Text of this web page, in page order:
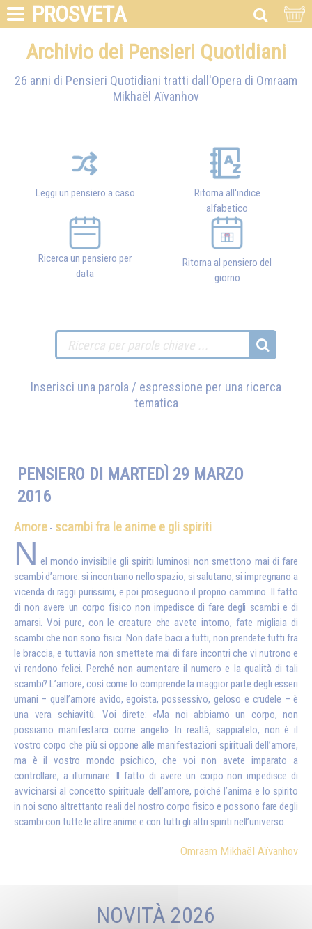
PROSVETA
Archivio dei Pensieri Quotidiani
26 anni di Pensieri Quotidiani tratti dall'Opera di Omraam
Mikhaël Aïvanhov
Leggi un pensiero a caso
Ritorna all'indice
alfabetico
Ricerca un pensiero per
data
Ritorna al pensiero del
giorno
Inserisci una parola / espressione per una ricerca
tematica
PENSIERO DI MARTEDÌ 29 MARZO
2016
Amore - scambi fra le anime e gli spiriti
N el mondo invisibile gli spiriti luminosi non smettono mai di fare
scambi d’amore: si incontrano nello spazio, si salutano, si impregnano a
vicenda di raggi purissimi, e poi proseguono il proprio cammino. Il fatto
di non avere un corpo fisico non impedisce di fare degli scambi e di
amarsi. Voi pure, con le creature che avete intorno, fate migliaia di
scambi che non sono fisici. Non date baci a tutti, non prendete tutti fra
le braccia, e tuttavia non smettete mai di fare incontri che vi nutrono e
vi rendono felici. Perché non aumentare il numero e la qualità di tali
scambi? L’amore, così come lo comprende la maggior parte degli esseri
umani – quell’amore avido, egoista, possessivo, geloso e crudele – è
una vera schiavitù. Voi direte: «Ma noi abbiamo un corpo, non
possiamo manifestarci come angeli». In realtà, sappiatelo, non è il
vostro corpo che più si oppone alle manifestazioni spirituali dell’amore,
ma è il vostro mondo psichico, che voi non avete imparato a
controllare, a illuminare. Il fatto di avere un corpo non impedisce di
avvicinarsi al concetto spirituale dell’amore, poiché l’anima e lo spirito
in noi sono altrettanto reali del nostro corpo fisico e possono fare degli
scambi con tutte le altre anime e con tutti gli altri spiriti nell’universo.
Omraam Mikhaël Aïvanhov
NOVITÀ 2026